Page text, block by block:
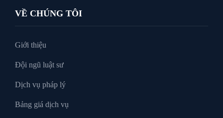
Xin tại ngoại
VỀ CHÚNG TÔI
Giới thiệu
Đội ngũ luật sư
Dịch vụ pháp lý
Bảng giá dịch vụ